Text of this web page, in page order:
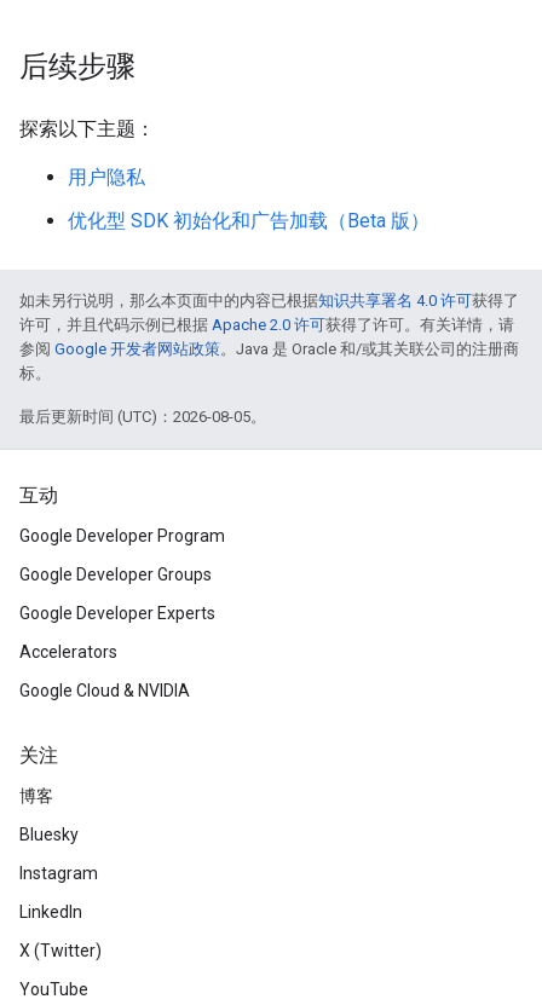
后续步骤
探索以下主题：
用户隐私
优化型 SDK 初始化和广告加载（Beta 版）
如未另行说明，那么本页面中的内容已根据知识共享署名 4.0 许可获得了
许可，并且代码示例已根据 Apache 2.0 许可获得了许可。有关详情，请
参阅 Google 开发者网站政策。Java 是 Oracle 和/或其关联公司的注册商
标。
最后更新时间 (UTC)：2026-08-05。
互动
Google Developer Program
Google Developer Groups
Google Developer Experts
Accelerators
Google Cloud & NVIDIA
关注
博客
Bluesky
Instagram
LinkedIn
X (Twitter)
YouTube